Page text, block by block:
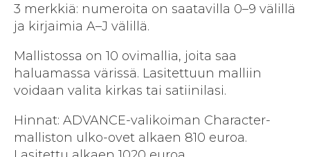
3 merkkiä: numeroita on saatavilla 0–9 välillä
ja kirjaimia A–J välillä.
Mallistossa on 10 ovimallia, joita saa
haluamassa värissä. Lasitettuun malliin
voidaan valita kirkas tai satiinilasi.
Hinnat: ADVANCE-valikoiman Character-
malliston ulko-ovet alkaen 810 euroa.